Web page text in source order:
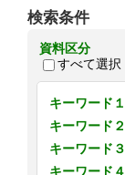
検索条件
資料区分
すべて選択
キーワード１
キーワード２
キーワード３
キーワード４